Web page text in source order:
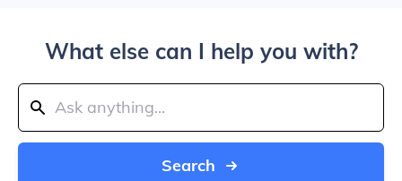
What else can I help you with?
Search